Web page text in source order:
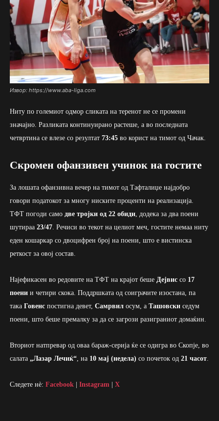
Извор: https://www.aba-liga.com
Ниту по големиот одмор сликата на теренот не се промени
значајно. Разликата континуирано растеше, а во последната
четвртина се влезе со резултат 73:45 во корист на тимот од Чачак.
Скромен офанзивен учинок на гостите
За лошата офанзивна вечер на тимот од Тафталиџе најдобро
говори податокот за многу ниските проценти на реализација.
ТФТ погоди само две тројки од 22 обиди , додека за два поени
шутираа 23/47 . Речиси во текот на целиот меч, гостите немаа ниту
еден кошаркар со двоцифрен број на поени, што е вистинска
реткост за овој состав.
Најефикасен во редовите на ТФТ на крајот беше Дејвис со 17
поени и четири скока. Поддршката од соиграчите изостана, па
така Говенс постигна девет, Самрвил осум, а Ташовски седум
поени, што беше премалку за да се загрози разиграниот домаќин.
Вториот натпревар од оваа бараж-серија ќе се одигра во Скопје, во
салата „Лазар Лечиќ“ , на 10 мај (недела) со почеток од 21 часот
Следете нè: Facebook | Instagram | X